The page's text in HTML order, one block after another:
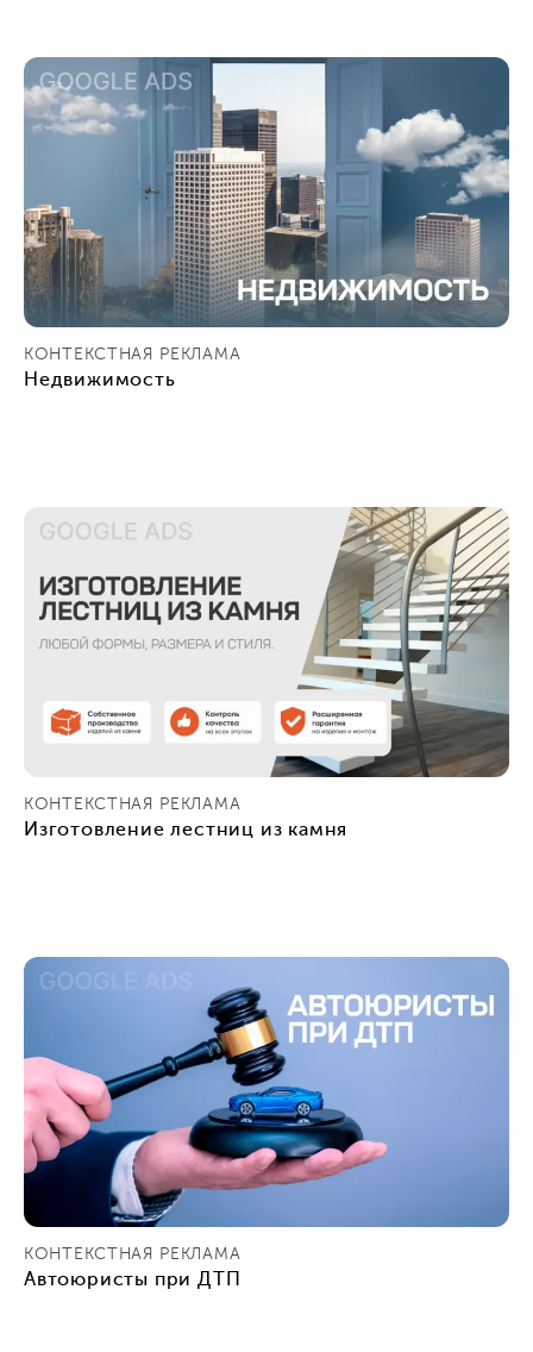
КОНТЕКСТНАЯ РЕКЛАМА
Недвижимость
КОНТЕКСТНАЯ РЕКЛАМА
Изготовление лестниц из камня
КОНТЕКСТНАЯ РЕКЛАМА
Автоюристы при ДТП